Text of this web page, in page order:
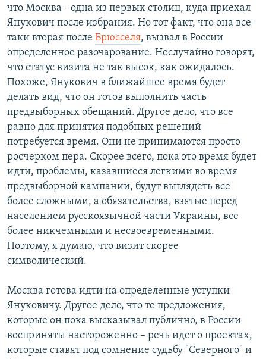
что Москва - одна из первых столиц, куда приехал
Янукович после избрания. Но тот факт, что она все-
таки вторая после Брюсселя, вызвал в России
определенное разочарование. Неслучайно говорят,
что статус визита не так высок, как ожидалось.
Похоже, Янукович в ближайшее время будет
делать вид, что он готов выполнить часть
предвыборных обещаний. Другое дело, что все
равно для принятия подобных решений
потребуется время. Они не принимаются просто
росчерком пера. Скорее всего, пока это время будет
идти, проблемы, казавшиеся легкими во время
предвыборной кампании, будут выглядеть все
более сложными, а обязательства, взятые перед
населением русскоязычной части Украины, все
более никчемными и несвоевременными.
Поэтому, я думаю, что визит скорее
символический.
Москва готова идти на определенные уступки
Януковичу. Другое дело, что те предложения,
которые он пока высказывал публично, в России
восприняты настороженно – речь идет о проектах,
которые ставят под сомнение судьбу "Северного" и